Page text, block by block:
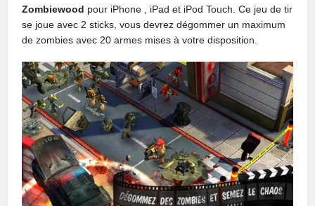
Zombiewood pour iPhone , iPad et iPod Touch. Ce jeu de tir
se joue avec 2 sticks, vous devrez dégommer un maximum
de zombies avec 20 armes mises à votre disposition.